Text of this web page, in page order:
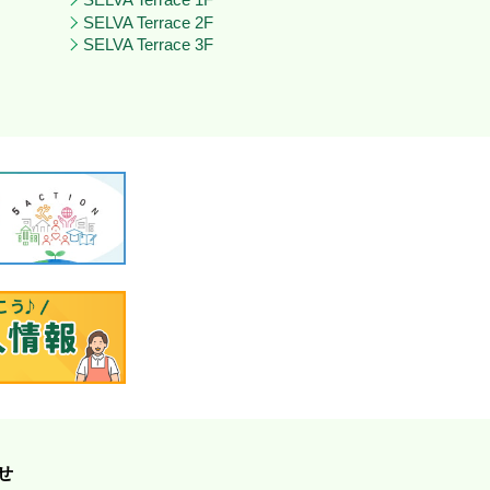
SELVA Terrace 2F
SELVA Terrace 3F